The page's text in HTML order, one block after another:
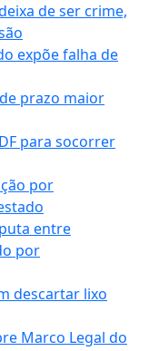
de ser crime,
expõe falha de
prazo maior
para socorrer
por
entre
por
descartar lixo
Marco Legal do